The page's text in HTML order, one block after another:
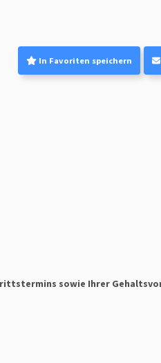
In Favoriten speichern
sowie Ihrer